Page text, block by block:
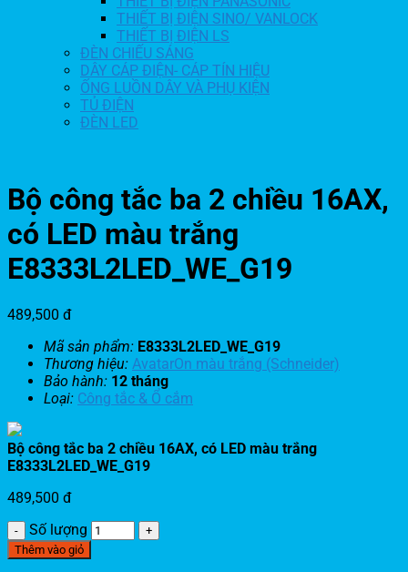
THIẾT BỊ ĐIỆN SINO/ VANLOCK
THIẾT BỊ ĐIỆN LS
ĐÈN CHIẾU SÁNG
DÂY CÁP ĐIỆN- CÁP TÍN HIỆU
ỐNG LUỒN DÂY VÀ PHỤ KIỆN
TỦ ĐIỆN
ĐÈN LED
Bộ công tắc ba 2 chiều 16AX,
có LED màu trắng
E8333L2LED_WE_G19
489,500 đ
Mã sản phẩm: E8333L2LED_WE_G19
Thương hiệu: AvatarOn màu trắng (Schneider)
Bảo hành: 12 tháng
Loại: Công tắc & Ổ cắm
Bộ công tắc ba 2 chiều 16AX, có LED màu trắng
E8333L2LED_WE_G19
489,500 đ
Số lượng
Thêm vào giỏ